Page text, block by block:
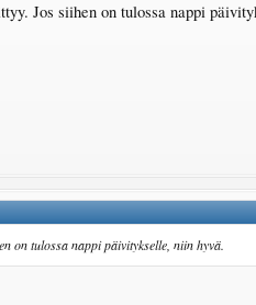
Jos siihen on tulossa nappi
on tulossa nappi päivitykselle, niin hyvä.